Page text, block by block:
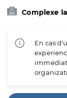
Complexe
En cas